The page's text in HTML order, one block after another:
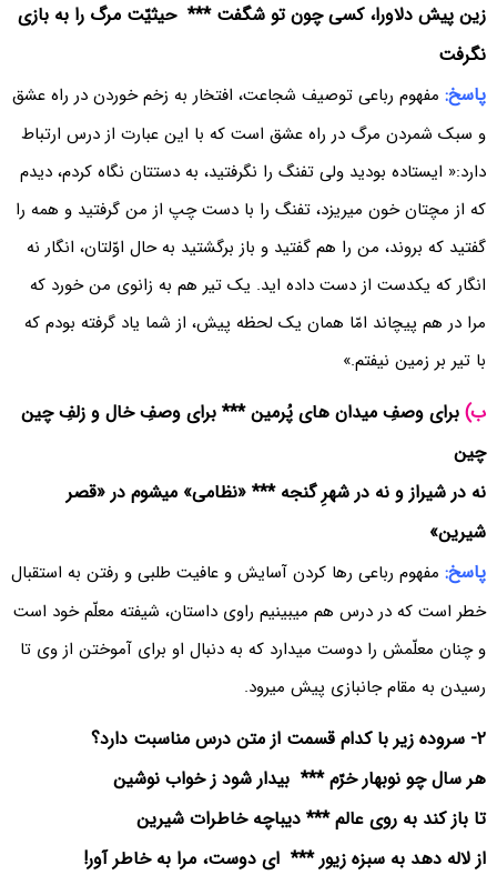
زین پیش دلاورا، کسی چون تو شگفت *** حیثیّت مرگ را به بازی
نگرفت
پاسخ: مفهوم رباعی توصیف شجاعت، افتخار به زخم خوردن در راه عشق
و سبک شمردن مرگ در راه عشق است که با این عبارت از درس ارتباط
دارد:« ایستاده بودید ولی تفنگ را نگرفتید، به دستتان نگاه کردم، دیدم
که از مچتان خون میریزد، تفنگ را با دست چپ از من گرفتید و همه را
گفتید که بروند، من را هم گفتید و باز برگشتید به حال اوّلتان، انگار نه
انگار که یکدست از دست داده اید. یک تیر هم به زانوی من خورد که
مرا در هم پیچاند امّا همان یک لحظه پیش، از شما یاد گرفته بودم که
با تیر بر زمین نیفتم.»
ب) برای وصفِ میدان های پُرمین *** برای وصفِ خال و زلفِ چین
چین
نه در شیراز و نه در شهرِ گنجه *** «نظامی» میشوم در «قصر
شیرین»
پاسخ: مفهوم رباعی رها کردن آسایش و عافیت طلبی و رفتن به استقبال
خطر است که در درس هم میبینیم راوی داستان، شیفته معلّم خود است
و چنان معلّمش را دوست میدارد که به دنبال او برای آموختن از وی تا
رسیدن به مقام جانبازی پیش میرود.
۲- سروده زیر با کدام قسمت از متن درس مناسبت دارد؟
هر سال چو نوبهار خرّم *** بیدار شود ز خواب نوشین
تا باز کند به روی عالم *** دیباچه خاطرات شیرین
از لاله دهد به سبزه زیور *** ای دوست، مرا به خاطر آور!